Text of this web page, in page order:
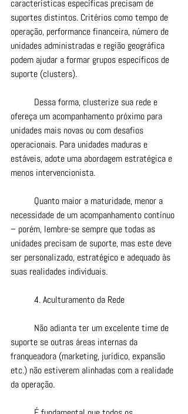
características específicas precisam de
suportes distintos. Critérios como tempo de
operação, performance financeira, número de
unidades administradas e região geográfica
podem ajudar a formar grupos específicos de
suporte (clusters).
ofereça um acompanhamento próximo para
unidades mais novas ou com desafios
operacionais. Para unidades maduras e
estáveis, adote uma abordagem estratégica e
menos intervencionista.
necessidade de um acompanhamento contínuo
– porém, lembre-se sempre que todas as
unidades precisam de suporte, mas este deve
ser personalizado, estratégico e adequado às
suas realidades individuais.
	4. Aculturamento da Rede
suporte se outras áreas internas da
franqueadora (marketing, jurídico, expansão
etc.) não estiverem alinhadas com a realidade
da operação.